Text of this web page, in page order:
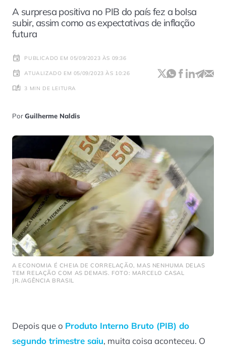
A surpresa positiva no PIB do país fez a bolsa
subir, assim como as expectativas de inflação
futura
PUBLICADO EM 05/09/2023 ÀS 09:36
ATUALIZADO EM 05/09/2023 ÀS 10:26
3 MIN DE LEITURA
PorGuilherme Naldis
A ECONOMIA É CHEIA DE CORRELAÇÃO, MAS NENHUMA DELAS
TEM RELAÇÃO COM AS DEMAIS. FOTO: MARCELO CASAL
JR./AGÊNCIA BRASIL
Depois que o Produto Interno Bruto (PIB) do
segundo trimestre saiu, muita coisa aconteceu. O